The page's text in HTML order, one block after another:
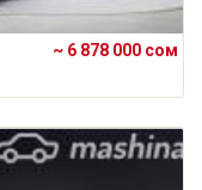
~ 6 878 000 сом